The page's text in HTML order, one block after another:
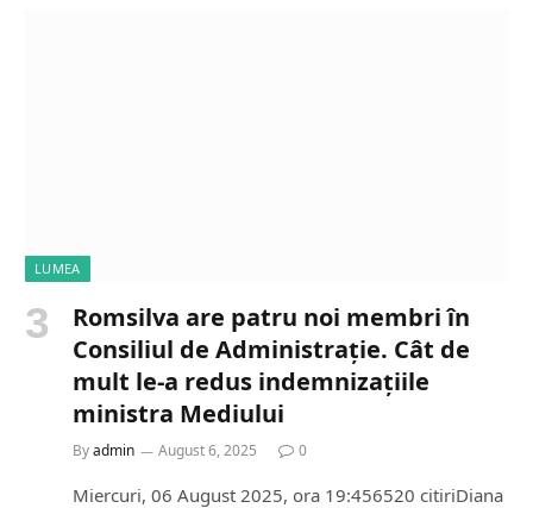
LUMEA
Romsilva are patru noi membri în
Consiliul de Administrație. Cât de
mult le-a redus indemnizațiile
ministra Mediului
Byadmin August 6, 2025 0
Miercuri, 06 August 2025, ora 19:456520 citiriDiana